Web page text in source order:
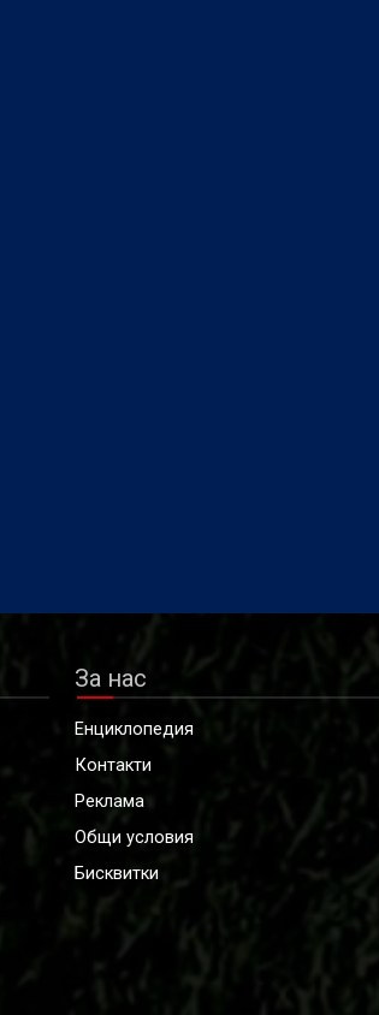
За нас
Енциклопедия
Контакти
Реклама
Общи условия
Бисквитки